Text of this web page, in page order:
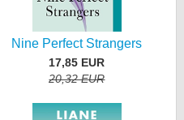
Nine Perfect Strangers
17,85 EUR
20,32 EUR